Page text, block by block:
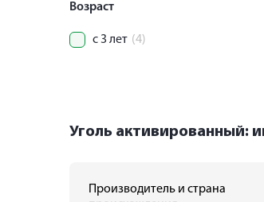
Возраст
с 3 лет (4)
Уголь активированный:
Производитель и страна